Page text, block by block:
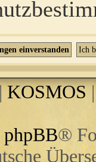
| KOSMOS
phpBB®